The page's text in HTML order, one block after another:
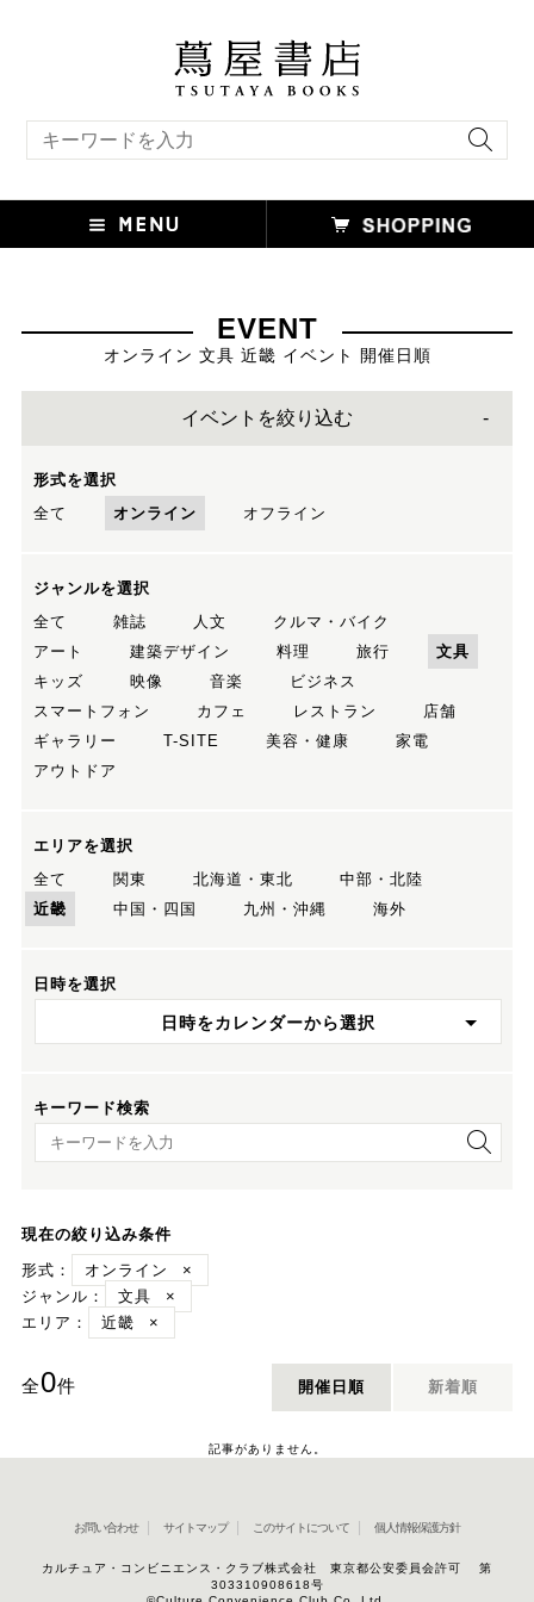
EVENT
オンライン 文具 近畿 イベント 開催日順
イベントを絞り込む
形式を選択
全て
オンライン オフライン
ジャンルを選択
全て
雑誌 人文
クルマ・バイク
アート
建築デザイン 料理 旅行
文具
キッズ
映像 音楽
ビジネス
スマートフォン
カフェ レストラン
店舗
ギャラリー
T-SITE 美容・健康
家電
アウトドア
エリアを選択
全て
関東 北海道・東北
中部・北陸
近畿
中国・四国 九州・沖縄 海外
日時を選択
日時をカレンダーから選択
キーワード検索
キーワード検索
現在の絞り込み条件
形式：
オンライン
×
ジャンル：
文具
×
エリア：
近畿 ×
全0件 開催日順 新着順
記事がありません。
お問い合わせ サイトマップ このサイトについて 個人情報保護方針
カルチュア・コンビニエンス・クラブ株式会社 東京都公安委員会許可 第
303310908618号